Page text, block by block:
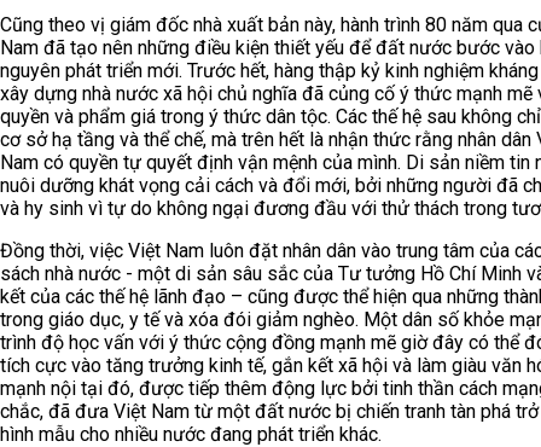
Cũng theo vị giám đốc nhà xuất bản này, hành trình 80 năm qua
Nam đã tạo nên những điều kiện thiết yếu để đất nước bước vào
nguyên phát triển mới. Trước hết, hàng thập kỷ kinh nghiệm
xây dựng nhà nước xã hội chủ nghĩa đã củng cố ý thức mạnh mẽ
quyền và phẩm giá trong ý thức dân tộc. Các thế hệ sau không
cơ sở hạ tầng và thể chế, mà trên hết là nhận thức rằng nhân dân
Nam có quyền tự quyết định vận mệnh của mình. Di sản niềm tin
nuôi dưỡng khát vọng cải cách và đổi mới, bởi những người đã
và hy sinh vì tự do không ngại đương đầu với thử thách trong
Đồng thời, việc Việt Nam luôn đặt nhân dân vào trung tâm của
sách nhà nước - một di sản sâu sắc của Tư tưởng Hồ Chí Minh
kết của các thế hệ lãnh đạo – cũng được thể hiện qua những
trong giáo dục, y tế và xóa đói giảm nghèo. Một dân số khỏe
trình độ học vấn với ý thức cộng đồng mạnh mẽ giờ đây có thể
tích cực vào tăng trưởng kinh tế, gắn kết xã hội và làm giàu văn
mạnh nội tại đó, được tiếp thêm động lực bởi tinh thần cách
chắc, đã đưa Việt Nam từ một đất nước bị chiến tranh tàn phá trở
hình mẫu cho nhiều nước đang phát triển khác.